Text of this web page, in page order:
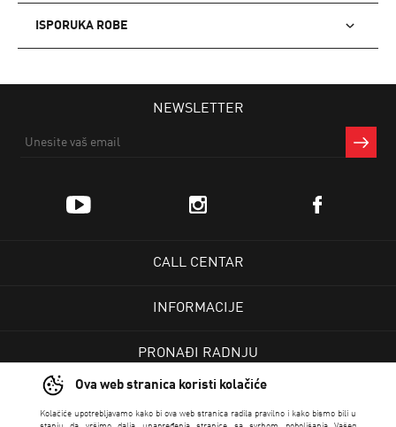
Ova web stranica koristi kolačiće
Kolačiće upotrebljavamo kako bi ova web stranica radila pravilno i kako bismo bili u
ISPORUKA ROBE
NEWSLETTER
CALL CENTAR
INFORMACIJE
PRONAĐI RADNJU